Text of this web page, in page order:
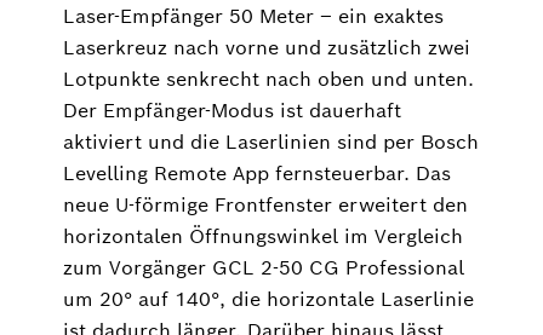
Laser-Empfänger 50 Meter – ein exaktes
Laserkreuz nach vorne und zusätzlich zwei
Lotpunkte senkrecht nach oben und unten.
Der Empfänger-Modus ist dauerhaft
aktiviert und die Laserlinien sind per Bosch
Levelling Remote App fernsteuerbar. Das
neue U-förmige Frontfenster erweitert den
horizontalen Öffnungswinkel im Vergleich
zum Vorgänger GCL 2-50 CG Professional
um 20° auf 140°, die horizontale Laserlinie